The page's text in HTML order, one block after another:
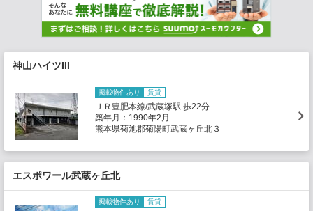
神山ハイツIII
掲載物件あり 賃貸
ＪＲ豊肥本線/武蔵塚駅 歩22分
築年月：1990年2月
熊本県菊池郡菊陽町武蔵ヶ丘北３
エスポワール武蔵ヶ丘北
掲載物件あり 賃貸